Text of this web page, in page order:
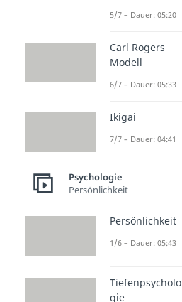
5/7 – Dauer: 05:20
Carl Rogers
Modell
6/7 – Dauer: 05:33
Ikigai
7/7 – Dauer: 04:41
Psychologie
Persönlichkeit
Persönlichkeit
1/6 – Dauer: 05:43
Tiefenpsycholo
gie